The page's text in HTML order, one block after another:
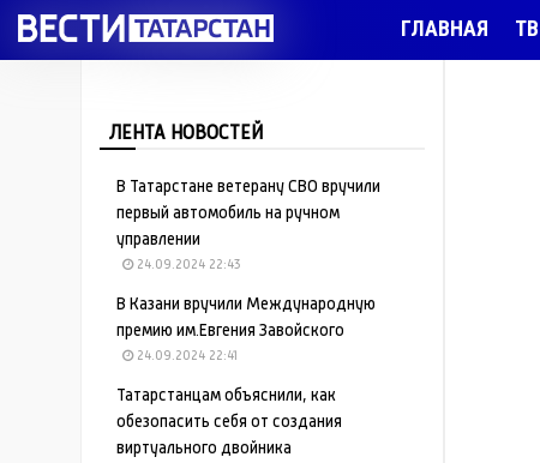
ГЛАВНАЯ ТВ
ЛЕНТА НОВОСТЕЙ
В Татарстане ветерану СВО вручили
первый автомобиль на ручном
управлении
24.09.2024 22:43
В Казани вручили Международную
премию им.Евгения Завойского
24.09.2024 22:41
Татарстанцам объяснили, как
обезопасить себя от создания
виртуального двойника